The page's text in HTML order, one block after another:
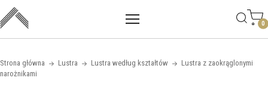
Skip to content
Main mobile navigation
0
Strona główna Lustra Lustra według kształtów
Lustra z zaokrąglonymi
narożnikami